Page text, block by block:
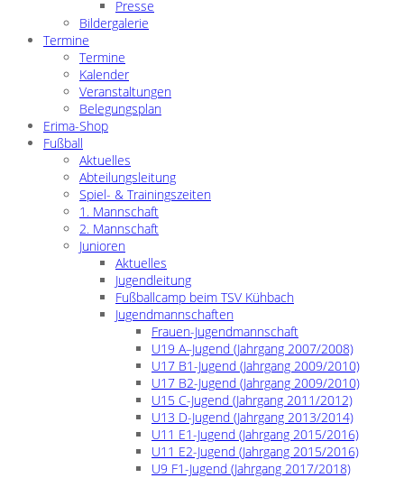
Presse
Bildergalerie
Termine
Termine
Kalender
Veranstaltungen
Belegungsplan
Erima-Shop
Fußball
Aktuelles
Abteilungsleitung
Spiel- & Trainingszeiten
1. Mannschaft
2. Mannschaft
Junioren
Aktuelles
Jugendleitung
Fußballcamp beim TSV Kühbach
Jugendmannschaften
Frauen-Jugendmannschaft
U19 A–Jugend (Jahrgang 2007/2008)
U17 B1-Jugend (Jahrgang 2009/2010)
U17 B2-Jugend (Jahrgang 2009/2010)
U15 C-Jugend (Jahrgang 2011/2012)
U13 D-Jugend (Jahrgang 2013/2014)
U11 E1-Jugend (Jahrgang 2015/2016)
U11 E2-Jugend (Jahrgang 2015/2016)
U9 F1-Jugend (Jahrgang 2017/2018)